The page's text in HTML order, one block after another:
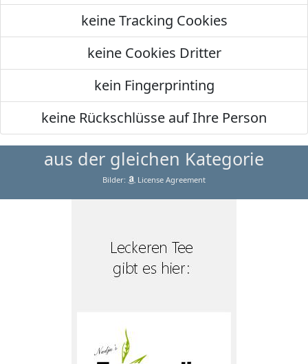
keine Tracking Cookies
keine Cookies Dritter
kein Fingerprinting
keine Rückschlüsse auf Ihre Person
aus der gleichen Kategorie
Bilder: License Agreement